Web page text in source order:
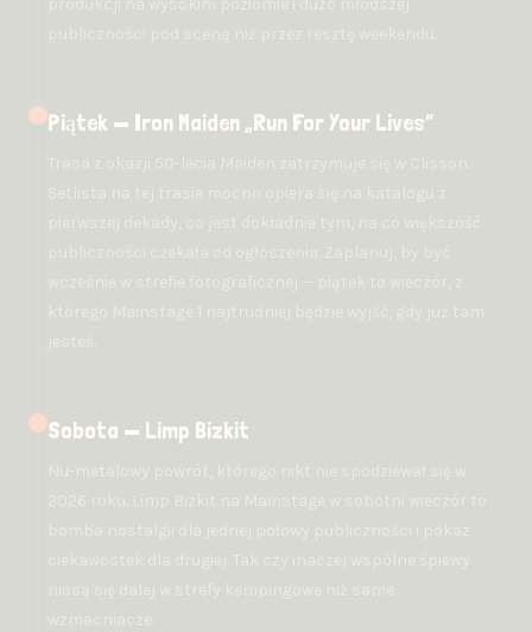
Piątek — Iron Maiden „Run For Your Lives”
Sobota — Limp Bizkit